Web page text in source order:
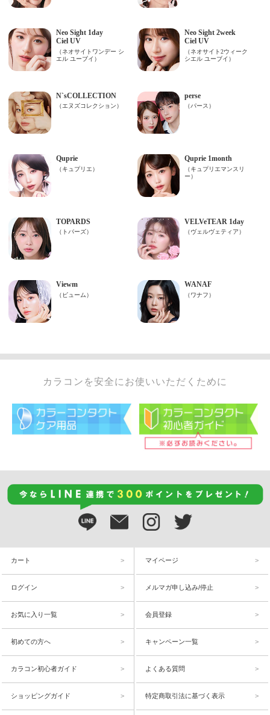
カラコンを安全にお使いいただくために
カート マイページ
ログイン メルマガ申し込み/停止
お気に入り一覧 会員登録
初めての方へ キャンペーン一覧
カラコン初心者ガイド よくある質問
ショッピングガイド 特定商取引法に基づく表示